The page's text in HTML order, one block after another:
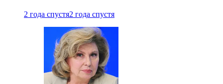
2 года спустя2 года спустя